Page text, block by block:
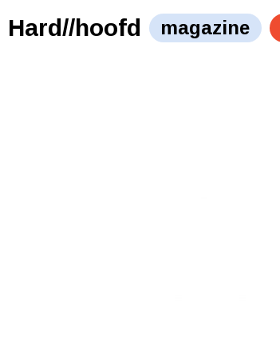
Hard//hoofd magazine